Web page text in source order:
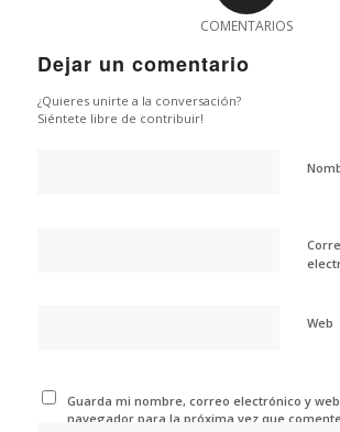
COMENTARIOS
Dejar un comentario
¿Quieres unirte a la conversación?
Siéntete libre de contribuir!
Web
Guarda mi nombre, correo electrónico y
navegador para la próxima vez que